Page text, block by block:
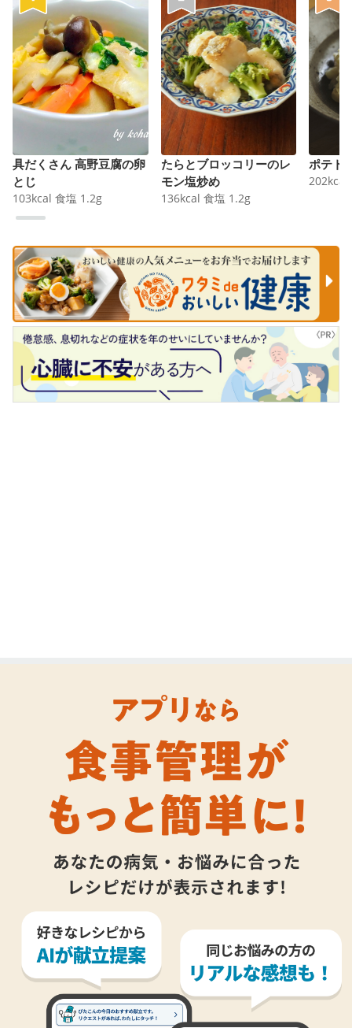
具だくさん 高野豆腐の卵
とじ
103kcal 食塩 1.2g
たらとブロッコリーのレ
モン塩炒め
136kcal 食塩 1.2g
ポテト
202kcal